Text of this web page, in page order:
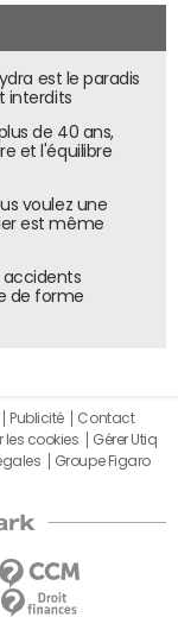
est le paradis
interdits
de 40 ans,
et l'équilibre
voulez une
est même
accidents
de forme
Publicité
Contact
les cookies
Gérer Utiq
Groupe Figaro